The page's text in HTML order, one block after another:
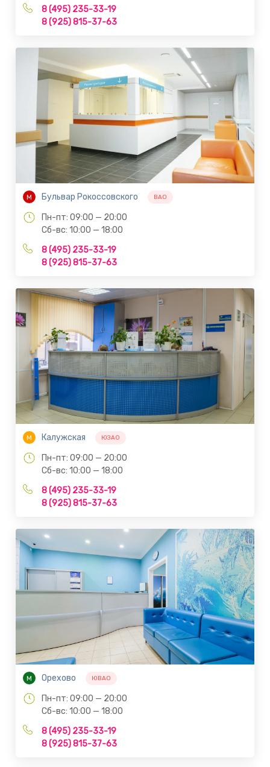
8 (495) 235-33-19
8 (925) 815-37-63
М Бульвар Рокоссовского ВАО
Пн-пт: 09:00 — 20:00
Сб-вс: 10:00 — 18:00
8 (495) 235-33-19
8 (925) 815-37-63
М Калужская ЮЗАО
Пн-пт: 09:00 — 20:00
Сб-вс: 10:00 — 18:00
8 (495) 235-33-19
8 (925) 815-37-63
М Орехово ЮВАО
Пн-пт: 09:00 — 20:00
Сб-вс: 10:00 — 18:00
8 (495) 235-33-19
8 (925) 815-37-63